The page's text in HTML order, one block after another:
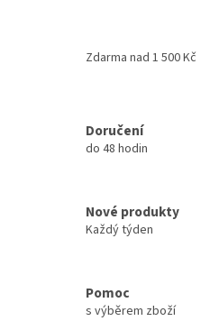
Zdarma nad 1 500 Kč
Doručení
do 48 hodin
Nové produkty
Každý týden
Pomoc
s výběrem zboží